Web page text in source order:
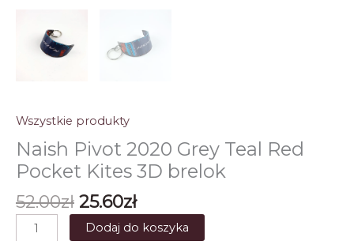
Wszystkie produkty
Naish Pivot 2020 Grey Teal Red
Pocket Kites 3D brelok
52.00zł Pierwotna
cena
25.60złAktualna
cena
ilość
Dodaj do koszyka